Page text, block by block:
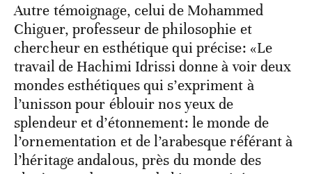
Autre témoignage, celui de Mohammed
Chiguer, professeur de philosophie et
chercheur en esthétique qui précise: «Le
travail de Hachimi Idrissi donne à voir deux
mondes esthétiques qui s’expriment à
l’unisson pour éblouir nos yeux de
splendeur et d’étonnement: le monde de
l’ornementation et de l’arabesque référant à
l’héritage andalous, près du monde des